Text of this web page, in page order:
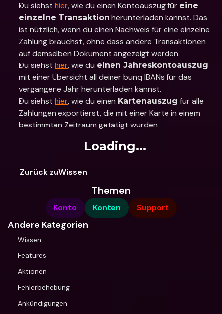
Du siehst hier, wie du einen Kontoauszug für eine
einzelne Transaktion herunterladen kannst. Das
ist nützlich, wenn du einen Nachweis für eine einzelne
Zahlung brauchst, ohne dass andere Transaktionen
auf demselben Dokument angezeigt werden.
Du siehst hier, wie du einen Jahreskontoauszug
mit einer Übersicht all deiner bunq IBANs für das
vergangene Jahr herunterladen kannst.
Du siehst hier, wie du einen Kartenauszug für alle
Zahlungen exportierst, die mit einer Karte in einem
bestimmten Zeitraum getätigt wurden
Loading...
Zurück zuWissen
Themen
Konto Konten Support
Andere Kategorien
Wissen
Features
Aktionen
Fehlerbehebung
Ankündigungen